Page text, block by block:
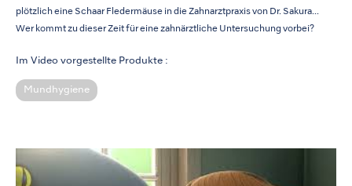
plötzlich eine Schaar Fledermäuse in die Zahnarztpraxis von Dr. Sakura...
Wer kommt zu dieser Zeit für eine zahnärztliche Untersuchung vorbei?
Im Video vorgestellte Produkte :
Mundhygiene